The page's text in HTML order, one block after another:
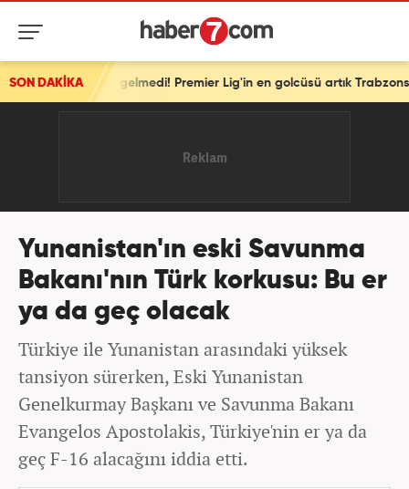
SON DAKİKAPremier Lig'in en golcüsü artık Trabzonspor'da
Yunanistan'ın eski Savunma
Bakanı'nın Türk korkusu: Bu er
ya da geç olacak
Türkiye ile Yunanistan arasındaki yüksek
tansiyon sürerken, Eski Yunanistan
Genelkurmay Başkanı ve Savunma Bakanı
Evangelos Apostolakis, Türkiye'nin er ya da
geç F-16 alacağını iddia etti.